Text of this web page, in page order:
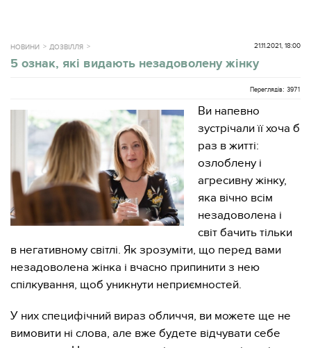
НОВИНИ ДОЗВІЛЛЯ 21.11.2021, 18:00
5 ознак, які видають незадоволену жінку
Переглядів: 3971
Ви напевно
зустрічали її хоча б
раз в житті:
озлоблену і
агресивну жінку,
яка вічно всім
незадоволена і
світ бачить тільки
в негативному світлі. Як зрозуміти, що перед вами
незадоволена жінка і вчасно припинити з нею
спілкування, щоб уникнути неприємностей.
У них специфічний вираз обличчя, ви можете ще не
вимовити ні слова, але вже будете відчувати себе